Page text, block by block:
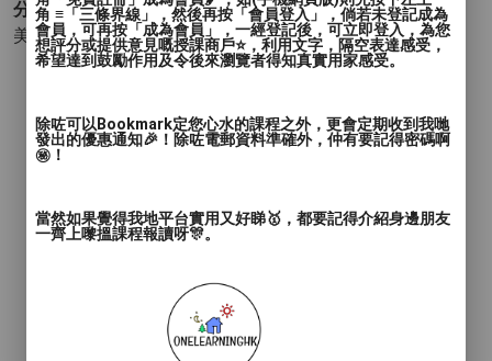
分類 :
美容和時尚 - 美甲造型
角 ≡「三條界線」，然後再按「會員登入」，倘若未登記成為
會員，可再按「成為會員」，一經登記後，可立即登入，為您
想評分或提供意見嘅授課商戶⭐️，利用文字，隔空表達感受，
希望達到鼓勵作用及令後來瀏覽者得知真實用家感受。
除咗可以Bookmark定您心水的課程之外，更會定期收到我哋
發出的優惠通知🎉！除咗電郵資料準確外，仲有要記得密碼啊
㊙️！
當然如果覺得我地平台實用又好睇🥇，都要記得介紹身邊朋友
一齊上嚟搵課程報讀呀🎊。